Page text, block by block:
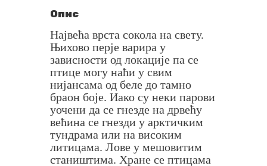
Опис
Највећа врста сокола на свету.
Њихово перје варира у
зависности од локације па се
птице могу наћи у свим
нијансама од беле до тамно
браон боје. Иако су неки парови
уочени да се гнезде на дрвећу
већина се гнезди у арктичким
тундрама или на високим
литицама. Лове у мешовитим
стаништима. Хране се птицама